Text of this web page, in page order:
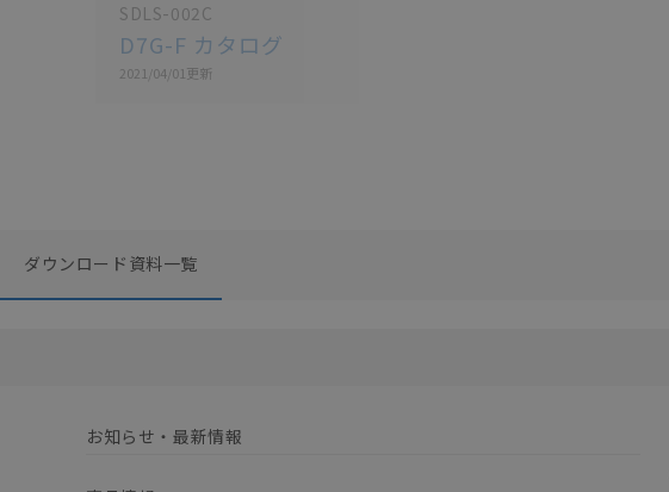
SDLS-002C
D7G-F カタログ
2021/04/01更新
ダウンロード資料一覧
お知らせ・最新情報